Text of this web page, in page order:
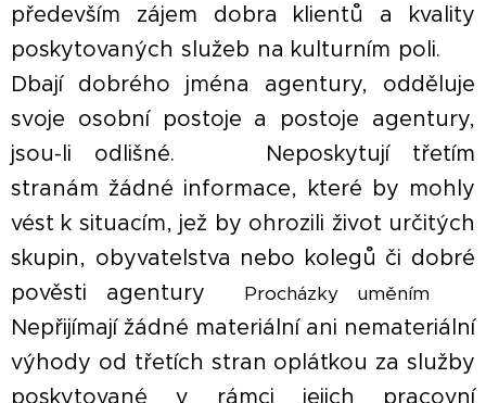
především zájem dobra klientů a kvality
poskytovaných služeb na kulturním poli. ▪
Dbají dobrého jména agentury, odděluje
svoje osobní postoje a postoje agentury,
jsou-li odlišné. ▪ Neposkytují třetím
stranám žádné informace, které by mohly
vést k situacím, jež by ohrozili život určitých
skupin, obyvatelstva nebo kolegů či dobré
pověsti agentury
Procházky uměním
Nepřijímají žádné materiální ani nemateriální
výhody od třetích stran oplátkou za služby
poskytované v rámci jejich pracovní